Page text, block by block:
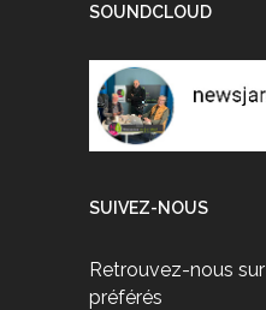
SOUNDCLOUD
SUIVEZ-NOUS
Retrouvez-nous
préférés